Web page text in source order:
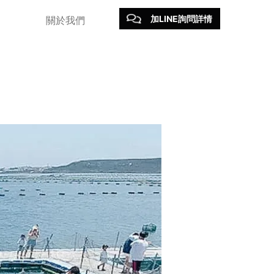
關於我們 加LINE詢問詳情